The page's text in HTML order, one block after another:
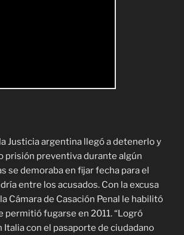
Justicia argentina llegó a detenerlo y
prisión preventiva durante algún
se demoraba en fijar fecha para el
entre los acusados. Con la excusa
Cámara de Casación Penal le habilitó
permitió fugarse en 2011. “Logró
con el pasaporte de ciudadano